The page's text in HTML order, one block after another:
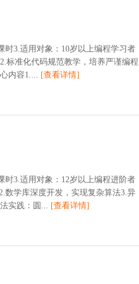
时3.适用对象：10岁以上编程学习者
标准化代码规范教学，培养严谨编程
内容1.... [查看详情]
时3.适用对象：12岁以上编程进阶者
数学库深度开发，实现复杂算法3.异
实践：圆... [查看详情]